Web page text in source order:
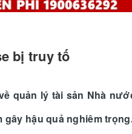
bị truy tố
quản lý tài sản Nhà
gây hậu quả nghiêm